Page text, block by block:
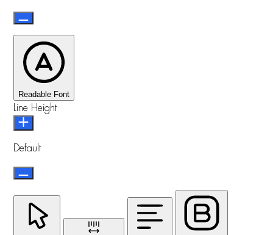
Readable Font
Line Height
Default